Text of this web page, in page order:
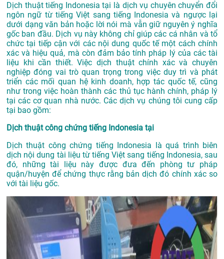
Dịch thuật tiếng Indonesia tại là dịch vụ chuyên chuyển đổi
ngôn ngữ từ tiếng Việt sang tiếng Indonesia và ngược lại
dưới dạng văn bản hoặc lời nói mà vẫn giữ nguyên ý nghĩa
gốc ban đầu. Dịch vụ này không chỉ giúp các cá nhân và tổ
chức tại tiếp cận với các nội dung quốc tế một cách chính
xác và hiệu quả, mà còn đảm bảo tính pháp lý của các tài
liệu khi cần thiết. Việc dịch thuật chính xác và chuyên
nghiệp đóng vai trò quan trọng trong việc duy trì và phát
triển các mối quan hệ kinh doanh, hợp tác quốc tế, cũng
như trong việc hoàn thành các thủ tục hành chính, pháp lý
tại các cơ quan nhà nước. Các dịch vụ chúng tôi cung cấp
tại bao gồm:
Dịch thuật công chứng tiếng Indonesia tại
Dịch thuật công chứng tiếng Indonesia là quá trình biên
dịch nội dung tài liệu từ tiếng Việt sang tiếng Indonesia, sau
đó, những tài liệu này được đưa đến phòng tư pháp
quận/huyện để chứng thực rằng bản dịch đó chính xác so
với tài liệu gốc.